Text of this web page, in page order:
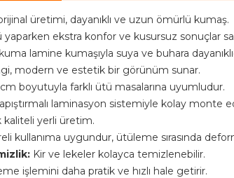
üretimi, dayanıklı ve uzun ömürlü kumaş.
yaparken ekstra konfor ve kusursuz sonuçlar
lamine kumaşıyla suya ve buhara
modern ve estetik bir görünüm sunar.
cm boyutuyla farklı ütü masalarına uyumludur.
laminasyon sistemiyle kolay monte
kaliteli yerli üretim.
kullanıma uygundur, ütüleme sırasında
Kir ve lekeler kolayca temizlenebilir.
işlemini daha pratik ve hızlı hale getirir.